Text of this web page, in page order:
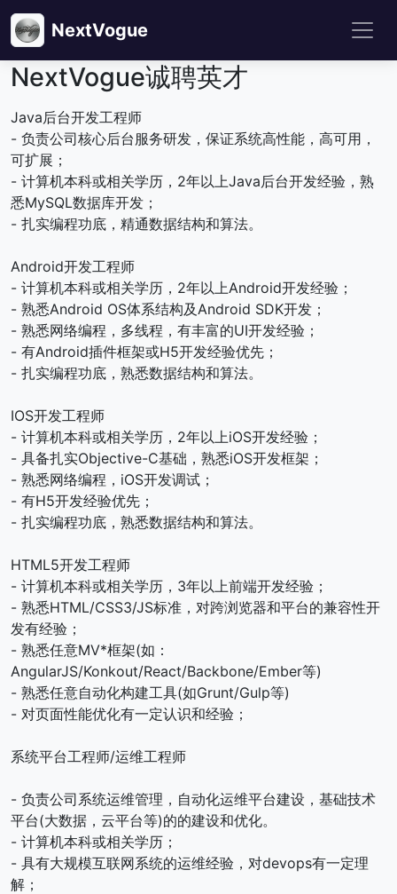
NextVogue
NextVogue诚聘英才
Java后台开发工程师
- 负责公司核心后台服务研发，保证系统高性能，高可用，
可扩展；
- 计算机本科或相关学历，2年以上Java后台开发经验，熟
悉MySQL数据库开发；
- 扎实编程功底，精通数据结构和算法。
Android开发工程师
- 计算机本科或相关学历，2年以上Android开发经验；
- 熟悉Android OS体系结构及Android SDK开发；
- 熟悉网络编程，多线程，有丰富的UI开发经验；
- 有Android插件框架或H5开发经验优先；
- 扎实编程功底，熟悉数据结构和算法。
IOS开发工程师
- 计算机本科或相关学历，2年以上iOS开发经验；
- 具备扎实Objective-C基础，熟悉iOS开发框架；
- 熟悉网络编程，iOS开发调试；
- 有H5开发经验优先；
- 扎实编程功底，熟悉数据结构和算法。
HTML5开发工程师
- 计算机本科或相关学历，3年以上前端开发经验；
- 熟悉HTML/CSS3/JS标准，对跨浏览器和平台的兼容性开
发有经验；
- 熟悉任意MV*框架(如：
AngularJS/Konkout/React/Backbone/Ember等)
- 熟悉任意自动化构建工具(如Grunt/Gulp等)
- 对页面性能优化有一定认识和经验；
系统平台工程师/运维工程师
- 负责公司系统运维管理，自动化运维平台建设，基础技术
平台(大数据，云平台等)的的建设和优化。
- 计算机本科或相关学历；
- 具有大规模互联网系统的运维经验，对devops有一定理
解；